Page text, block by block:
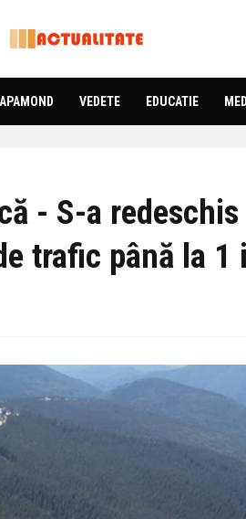
VEDETE EDUCATIE
- S-a redeschis
trafic până la 1